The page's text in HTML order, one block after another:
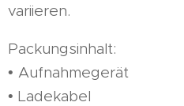
variieren.
Packungsinhalt:
• Aufnahmegerät
• Ladekabel